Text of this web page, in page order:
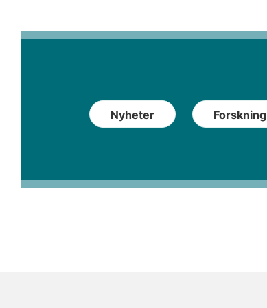
Nyheter Forskning